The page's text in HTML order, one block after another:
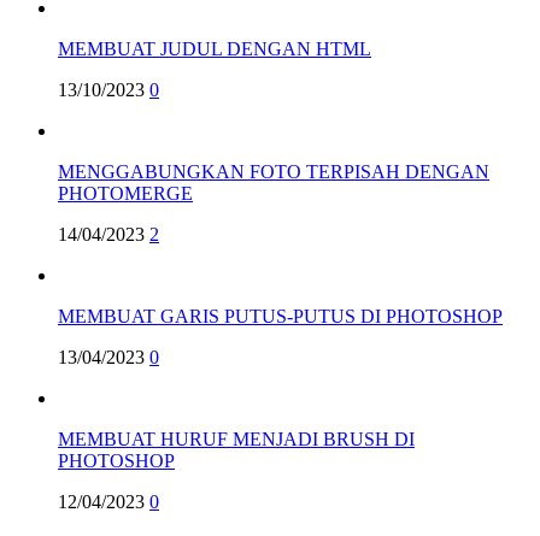
MEMBUAT JUDUL DENGAN HTML
13/10/2023 0
MENGGABUNGKAN FOTO TERPISAH DENGAN
PHOTOMERGE
14/04/2023 2
MEMBUAT GARIS PUTUS-PUTUS DI PHOTOSHOP
13/04/2023 0
MEMBUAT HURUF MENJADI BRUSH DI
PHOTOSHOP
12/04/2023 0